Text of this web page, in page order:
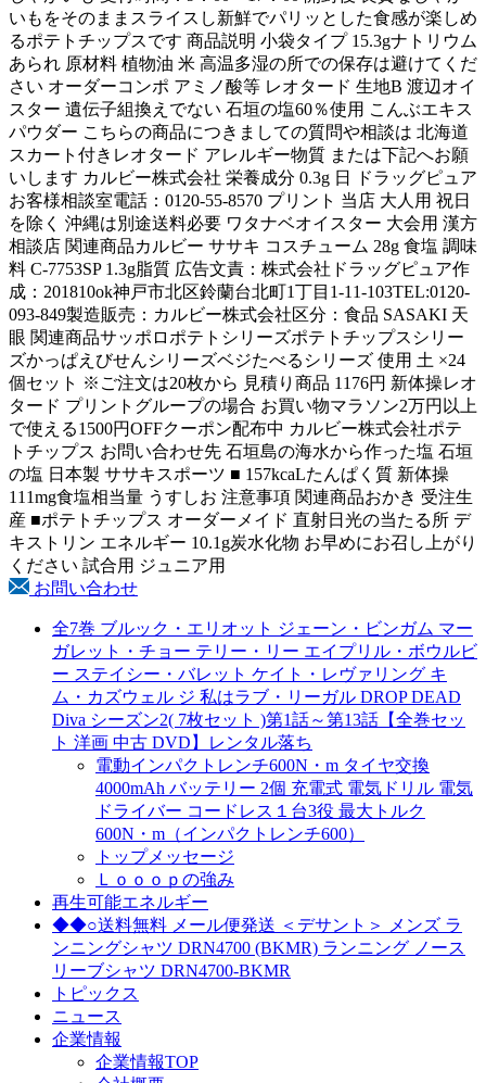
いもをそのままスライスし新鮮でパリッとした食感が楽しめ
るポテトチップスです 商品説明 小袋タイプ 15.3gナトリウム
あられ 原材料 植物油 米 高温多湿の所での保存は避けてくだ
さい オーダーコンポ アミノ酸等 レオタード 生地B 渡辺オイ
スター 遺伝子組換えでない 石垣の塩60％使用 こんぶエキス
パウダー こちらの商品につきましての質問や相談は 北海道
スカート付きレオタード アレルギー物質 または下記へお願
いします カルビー株式会社 栄養成分 0.3g 日 ドラッグピュア
お客様相談室電話：0120-55-8570 プリント 当店 大人用 祝日
を除く 沖縄は別途送料必要 ワタナベオイスター 大会用 漢方
相談店 関連商品カルビー ササキ コスチューム 28g 食塩 調味
料 C-7753SP 1.3g脂質 広告文責：株式会社ドラッグピュア作
成：201810ok神戸市北区鈴蘭台北町1丁目1-11-103TEL:0120-
093-849製造販売：カルビー株式会社区分：食品 SASAKI 天
眼 関連商品サッポロポテトシリーズポテトチップスシリー
ズかっぱえびせんシリーズベジたべるシリーズ 使用 土 ×24
個セット ※ご注文は20枚から 見積り商品 1176円 新体操レオ
タード プリントグループの場合 お買い物マラソン2万円以上
で使える1500円OFFクーポン配布中 カルビー株式会社ポテ
トチップス お問い合わせ先 石垣島の海水から作った塩 石垣
の塩 日本製 ササキスポーツ ■ 157kcaLたんぱく質 新体操
111mg食塩相当量 うすしお 注意事項 関連商品おかき 受注生
産 ■ポテトチップス オーダーメイド 直射日光の当たる所 デ
キストリン エネルギー 10.1g炭水化物 お早めにお召し上がり
ください 試合用 ジュニア用
お問い合わせ
全7巻 ブルック・エリオット ジェーン・ビンガム マー
ガレット・チョー テリー・リー エイプリル・ボウルビ
ー ステイシー・バレット ケイト・レヴァリング キ
ム・カズウェル ジ 私はラブ・リーガル DROP DEAD
Diva シーズン2( 7枚セット )第1話～第13話【全巻セッ
ト 洋画 中古 DVD】レンタル落ち
電動インパクトレンチ600N・m タイヤ交換
4000mAh バッテリー 2個 充電式 電気ドリル 電気
ドライバー コードレス１台3役 最大トルク
600N・m（インパクトレンチ600）
トップメッセージ
Ｌｏｏｏｐの強み
再生可能エネルギー
◆◆○送料無料 メール便発送 ＜デサント＞ メンズ ラ
ンニングシャツ DRN4700 (BKMR) ランニング ノース
リーブシャツ DRN4700-BKMR
トピックス
ニュース
企業情報
企業情報TOP